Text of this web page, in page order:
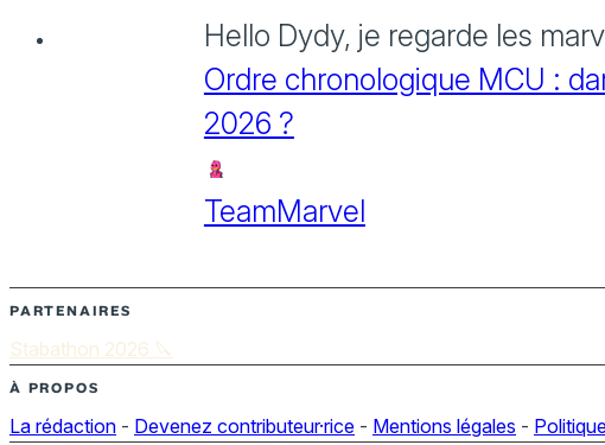
Hello Dydy, je regarde les
Ordre chronologique MCU :
2026 ?
TeamMarvel
PARTENAIRES
Stabathon 2026 🔪
À PROPOS
La rédaction - Devenez contributeur·rice - Mentions légales -